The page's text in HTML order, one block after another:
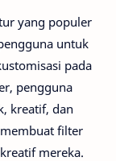
yang populer
untuk
pada
pengguna
kreatif, dan
filter
mereka.